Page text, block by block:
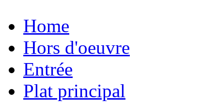
Home
Hors d'oeuvre
Entrée
Plat principal